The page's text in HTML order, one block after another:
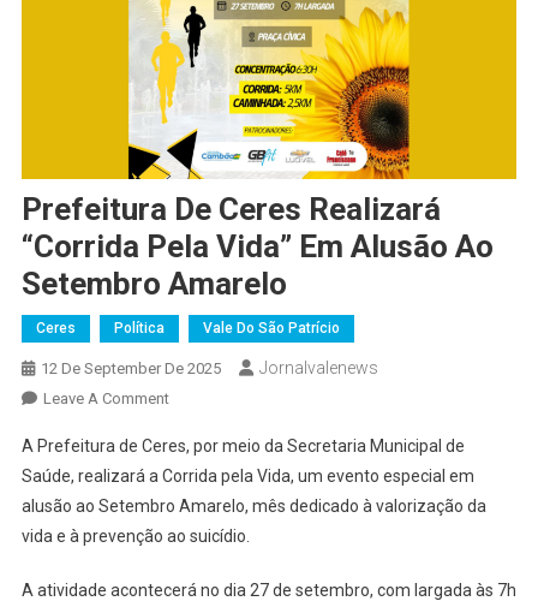
Prefeitura De Ceres Realizará
“Corrida Pela Vida” Em Alusão Ao
Setembro Amarelo
Ceres Política Vale Do São Patrício
12 De September De 2025 Jornalvalenews
Leave A CommentOn
De
Ceres
Realizará
“Corrida
Vida”
A Prefeitura de Ceres, por meio da Secretaria Municipal de
Saúde, realizará a Corrida pela Vida, um evento especial em
alusão ao Setembro Amarelo, mês dedicado à valorização da
vida e à prevenção ao suicídio.
A atividade acontecerá no dia 27 de setembro, com largada às 7h